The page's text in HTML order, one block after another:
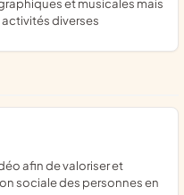
diverses
sociale des personnes en